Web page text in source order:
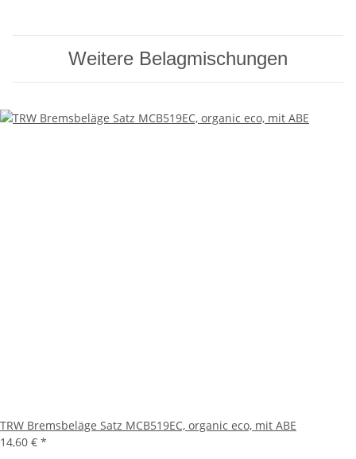
Weitere Belagmischungen
TRW Bremsbeläge Satz MCB519EC, organic eco, mit ABE
14,60 € *